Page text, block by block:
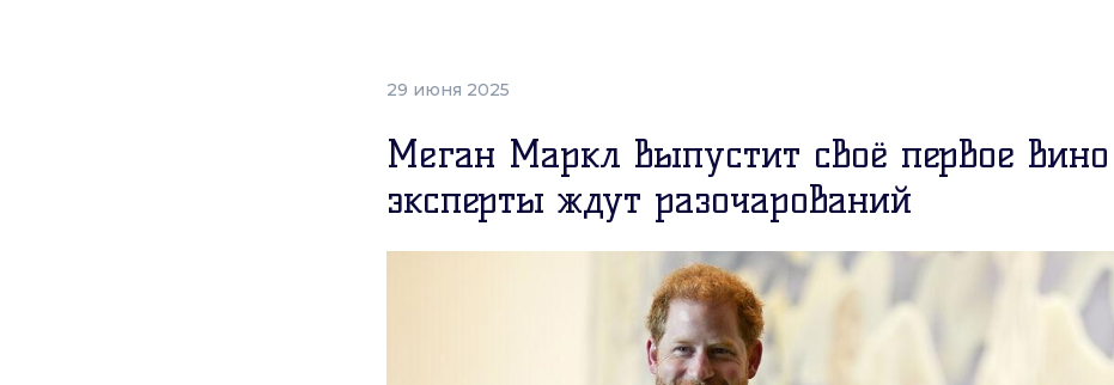
29 июня 2025
Меган Маркл выпустит своё первое
эксперты ждут разочарований